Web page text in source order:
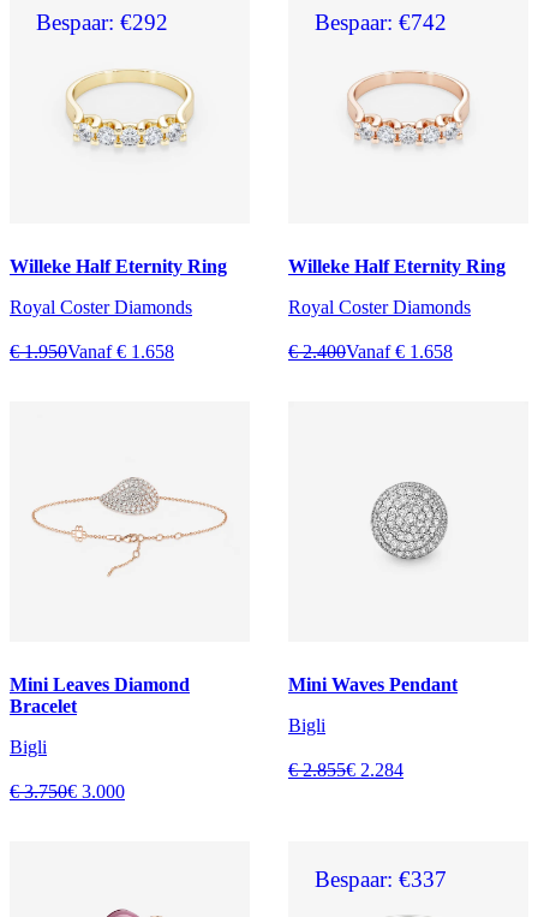
Bespaar: €292
Willeke Half Eternity Ring
Royal Coster Diamonds
€ 1.950Vanaf € 1.658
Bespaar: €742
Willeke Half Eternity Ring
Royal Coster Diamonds
€ 2.400Vanaf € 1.658
Mini Leaves Diamond
Bracelet
Bigli
€ 3.750€ 3.000
Mini Waves Pendant
Bigli
€ 2.855€ 2.284
Bespaar: €337